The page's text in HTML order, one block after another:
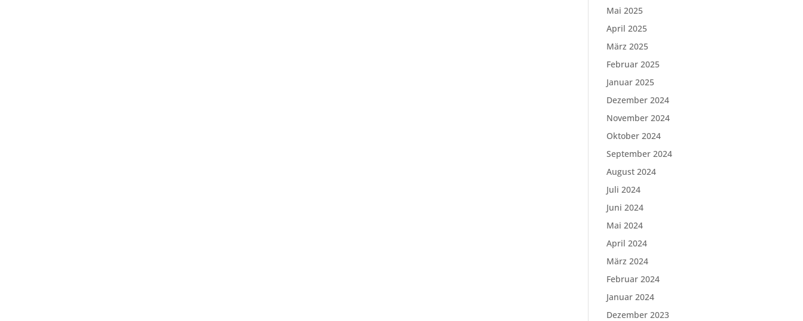
Mai 2025
April 2025
März 2025
Februar 2025
Januar 2025
Dezember 2024
November 2024
Oktober 2024
September 2024
August 2024
Juli 2024
Juni 2024
Mai 2024
April 2024
März 2024
Februar 2024
Januar 2024
Dezember 2023